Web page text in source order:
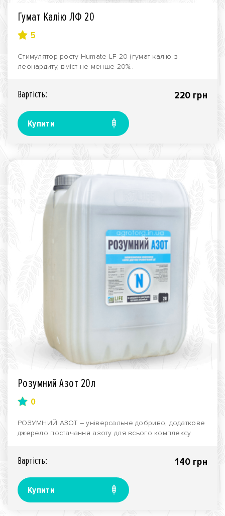
Гумат Калію ЛФ 20
5
Стимулятор росту Humate LF 20 (гумат калію з
леонардиту, вміст не менше 20%..
Вартiсть: 220 грн
Купити
Розумний Азот 20л
0
РОЗУМНИЙ АЗОТ – універсальне добриво, додаткове
джерело постачання азоту для всього комплексу
Вартiсть: 140 грн
Купити